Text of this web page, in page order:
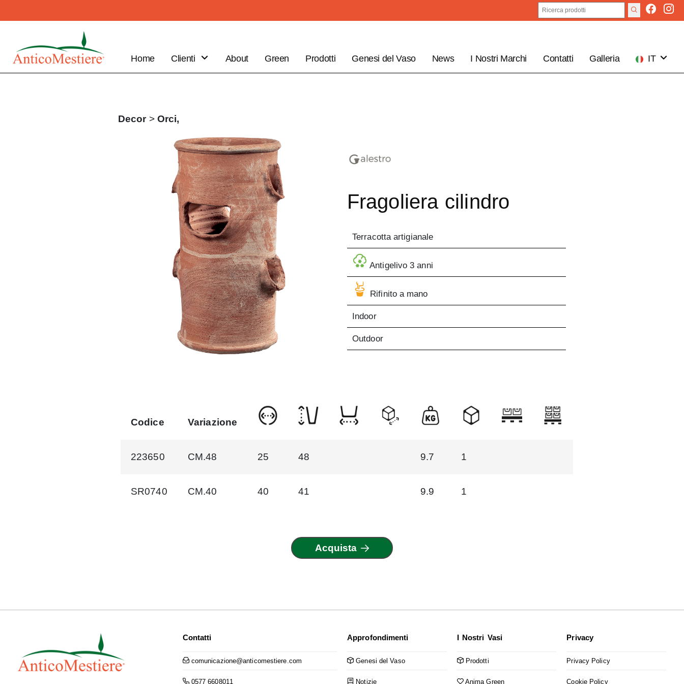
Home
Clienti
Fai il tuo
ordine
About Green Prodotti Genesi del Vaso News I Nostri Marchi Contatti Galleria
IT
Decor > Orci,
Fragoliera cilindro
Terracotta artigianale
Antigelivo 3 anni
Rifinito a mano
Indoor
Outdoor
Codice Variazione
223650 CM.48 25 48 9.7 1
SR0740 CM.40 40 41 9.9 1
Acquista
Contatti
comunicazione@anticomestiere.com
0577 6608011
Approfondimenti
Genesi del Vaso
Notizie
I Nostri Vasi
Prodotti
Anima Green
Privacy
Privacy Policy
Cookie Policy